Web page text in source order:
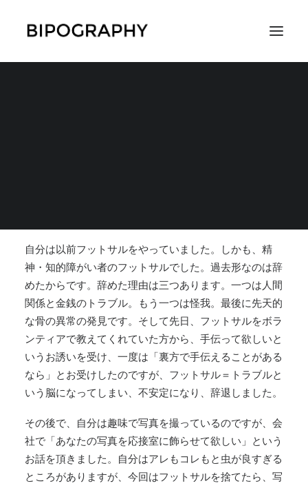
自分は以前フットサルをやっていました。しかも、精
神・知的障がい者のフットサルでした。過去形なのは辞
めたからです。辞めた理由は三つあります。 一つは人間
関係と金銭のトラブル。もう一つは怪我。最後に先天的
な骨の異常の発見です。そして先日、フットサルをボラ
ンティアで教えてくれていた方から、手伝って欲しいと
いうお誘いを受け、一度は「裏方で手伝えることがある
なら」とお受けしたのですが、フットサル＝トラブルと
いう脳になってしまい、不安定になり、辞退しました。
その後で、自分は趣味で写真を撮っているのですが、会
社で「あなたの写真を応接室に飾らせて欲しい」という
お話を頂きました。自分はアレもコレもと虫が良すぎる
ところがありますが、今回はフットサルを捨てたら、写